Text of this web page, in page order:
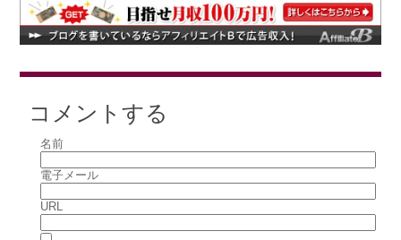
コメントする
名前
電子メール
URL